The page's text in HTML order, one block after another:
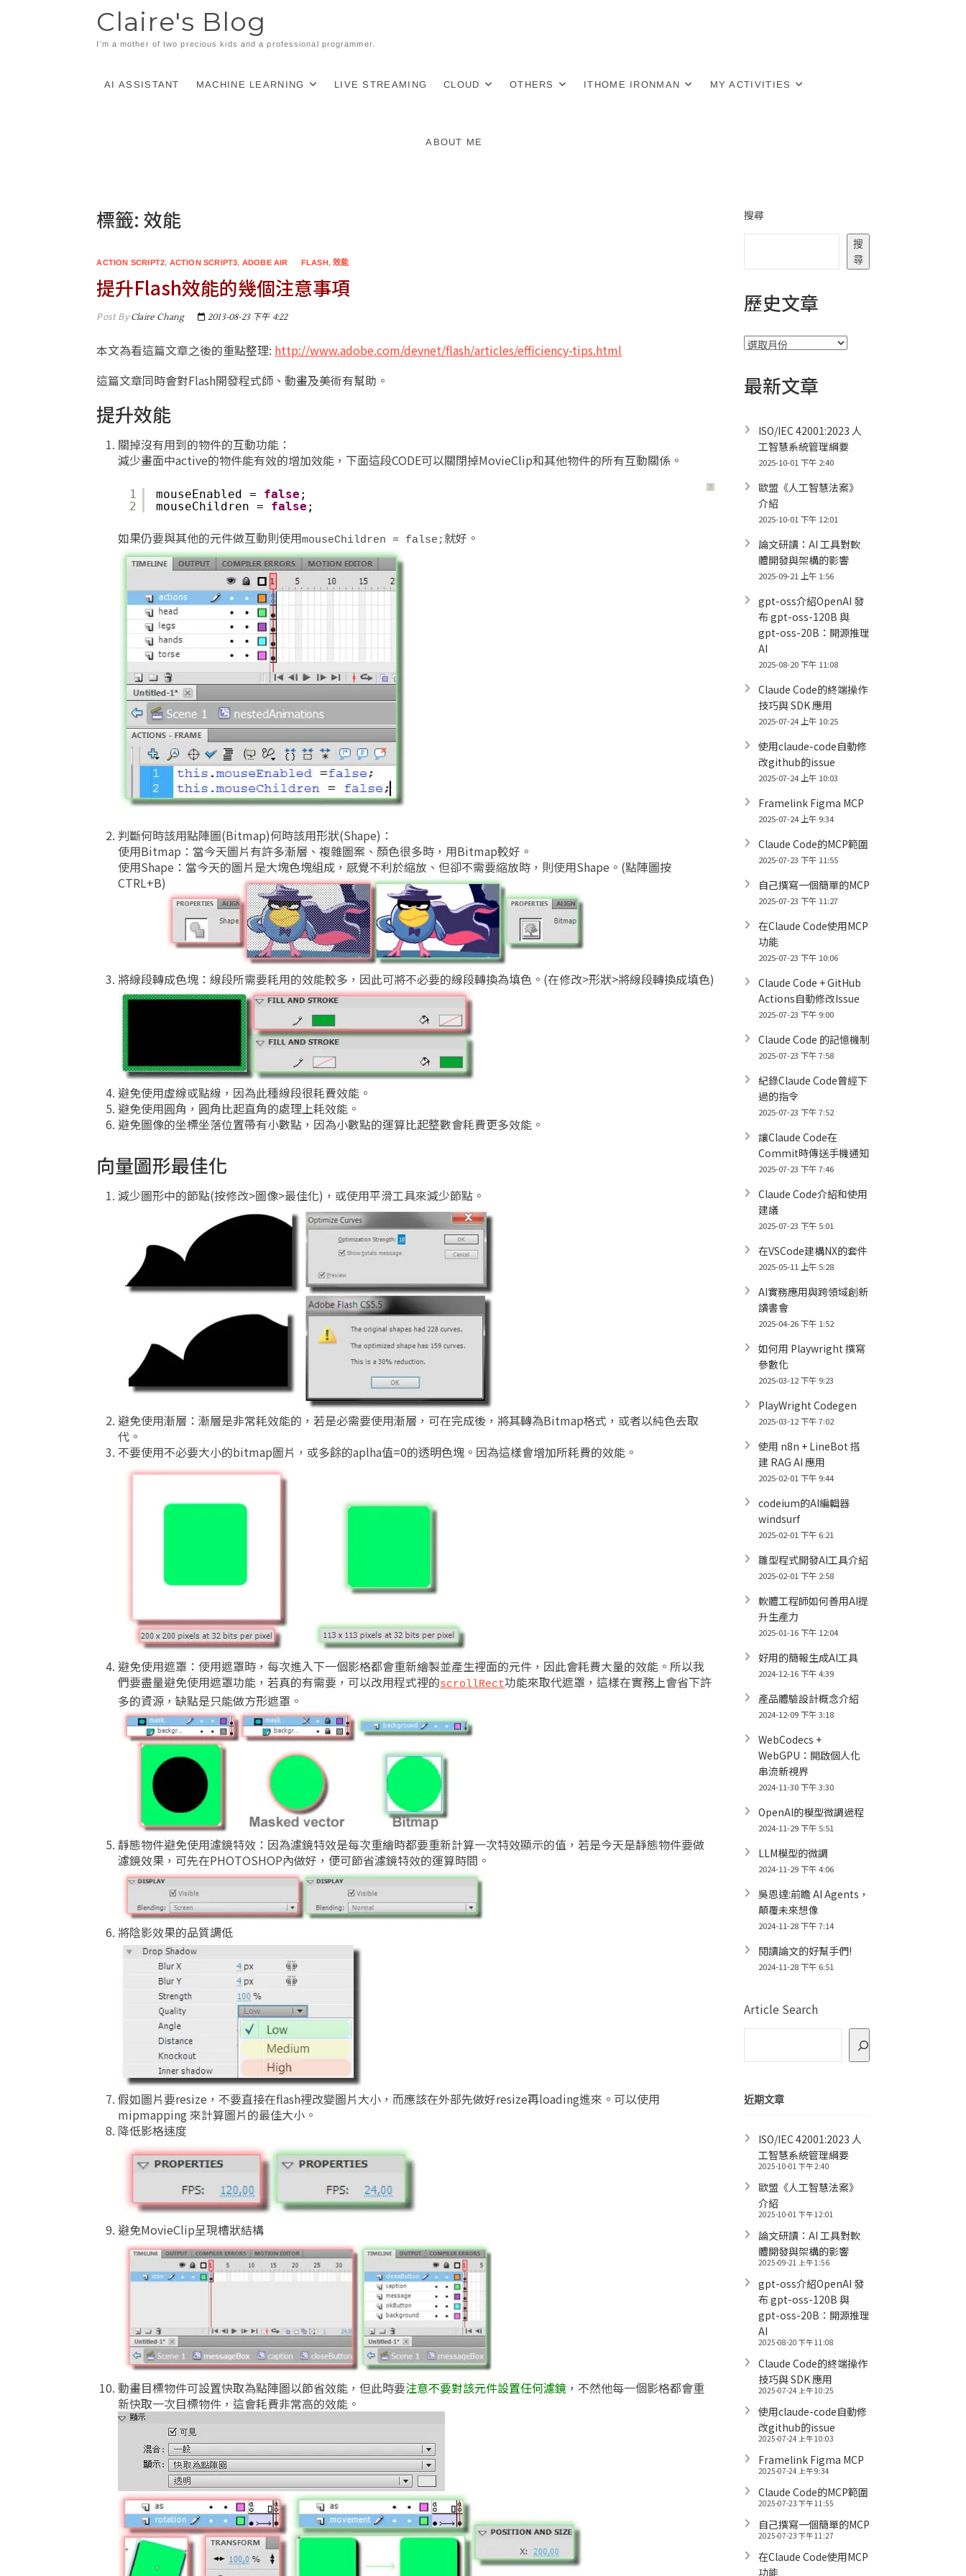
Claire's Blog
I'm a mother of two precious kids and a professional programmer.
AI ASSISTANT MACHINE LEARNING LIVE STREAMING CLOUD OTHERS ITHOME IRONMAN MY ACTIVITIES
ABOUT ME
標籤:效能
ACTION SCRIPT2, ACTION SCRIPT3, ADOBE AIR FLASH,效能
提升Flash效能的幾個注意事項
Post ByClaire Chang 2013-08-23 下午 4:22
本文為看這篇文章之後的重點整理: http://www.adobe.com/devnet/flash/articles/efficiency-tips.html
這篇文章同時會對Flash開發程式師、動畫及美術有幫助。
提升效能
關掉沒有用到的物件的互動功能：
減少畫面中active的物件能有效的增加效能，下面這段CODE可以關閉掉MovieClip和其他物件的所有互動關係。
？
1
2
mouseEnabled = false ;
mouseChildren = false ;
如果仍要與其他的元件做互動則使用mouseChildren = false; 就好。
判斷何時該用點陣圖(Bitmap)何時該用形狀(Shape)：
使用Bitmap：當今天圖片有許多漸層、複雜圖案、顏色很多時，用Bitmap較好。
使用Shape：當今天的圖片是大塊色塊組成，感覺不利於縮放、但卻不需要縮放時，則使用Shape。(點陣圖按
CTRL+B)
將線段轉成色塊：線段所需要耗用的效能較多，因此可將不必要的線段轉換為填色。(在修改>形狀>將線段轉換成填色)
避免使用虛線或點線，因為此種線段很耗費效能。
避免使用圓角，圓角比起直角的處理上耗效能。
避免圖像的坐標坐落位置帶有小數點，因為小數點的運算比起整數會耗費更多效能。
向量圖形最佳化
減少圖形中的節點(按修改>圖像>最佳化)，或使用平滑工具來減少節點。
避免使用漸層：漸層是非常耗效能的，若是必需要使用漸層，可在完成後，將其轉為Bitmap格式，或者以純色去取
代。
不要使用不必要大小的bitmap圖片，或多餘的aplha值=0的透明色塊。因為這樣會增加所耗費的效能。
避免使用遮罩：使用遮罩時，每次進入下一個影格都會重新繪製並產生裡面的元件，因此會耗費大量的效能。所以我
們要盡量避免使用遮罩功能，若真的有需要，可以改用程式裡的scrollRect功能來取代遮罩，這樣在實務上會省下許
多的資源，缺點是只能做方形遮罩。
靜態物件避免使用濾鏡特效：因為濾鏡特效是每次重繪時都要重新計算一次特效顯示的值，若是今天是靜態物件要做
濾鏡效果，可先在PHOTOSHOP內做好，便可節省濾鏡特效的運算時間。
將陰影效果的品質調低
假如圖片要resize，不要直接在flash裡改變圖片大小，而應該在外部先做好resize再loading進來。可以使用
mipmapping 來計算圖片的最佳大小。
降低影格速度
避免MovieClip呈現槽狀結構
動畫目標物件可設置快取為點陣圖以節省效能，但此時要注意不要對該元件設置任何濾鏡 ，不然他每一個影格都會重
新快取一次目標物件，這會耗費非常高的效能。
搜尋
搜
尋
歷史文章
彙
最新文章
ISO/IEC 42001:2023 人
工智慧系統管理綱要
2025-10-01 下午 2:40
歐盟《人工智慧法案》
介紹
2025-10-01 下午 12:01
論文研讀：AI 工具對軟
體開發與架構的影響
2025-09-21 上午 1:56
gpt-oss介紹OpenAI 發
布 gpt-oss-120B 與
gpt-oss-20B：開源推理
AI
2025-08-20 下午 11:08
Claude Code的終端操作
技巧與 SDK 應用
2025-07-24 上午 10:25
使用claude-code自動修
改github的issue
2025-07-24 上午 10:03
Framelink Figma MCP
2025-07-24 上午 9:34
Claude Code的MCP範圍
2025-07-23 下午 11:55
自己撰寫一個簡單的MCP
2025-07-23 下午 11:27
在Claude Code使用MCP
功能
2025-07-23 下午 10:06
Claude Code + GitHub
Actions自動修改Issue
2025-07-23 下午 9:00
Claude Code 的記憶機制
2025-07-23 下午 7:58
紀錄Claude Code曾經下
過的指令
2025-07-23 下午 7:52
讓Claude Code在
Commit時傳送手機通知
2025-07-23 下午 7:46
Claude Code介紹和使用
建議
2025-07-23 下午 5:01
在VSCode建構NX的套件
2025-05-11 上午 5:28
AI實務應用與跨領域創新
讀書會
2025-04-26 下午 1:52
如何用 Playwright 撰寫
參數化
2025-03-12 下午 9:23
PlayWright Codegen
2025-03-12 下午 7:02
使用 n8n + LineBot 搭
建 RAG AI 應用
2025-02-01 下午 9:44
codeium的AI編輯器
windsurf
2025-02-01 下午 6:21
雛型程式開發AI工具介紹
2025-02-01 下午 2:58
軟體工程師如何善用AI提
升生產力
2025-01-16 下午 12:04
好用的簡報生成AI工具
2024-12-16 下午 4:39
產品體驗設計概念介紹
2024-12-09 下午 3:18
WebCodecs +
WebGPU：開啟個人化
串流新視界
2024-11-30 下午 3:30
OpenAI的模型微調過程
2024-11-29 下午 5:51
LLM模型的微調
2024-11-29 下午 4:06
吳恩達:前瞻 AI Agents，
顛覆未來想像
2024-11-28 下午 7:14
閱讀論文的好幫手們!
2024-11-28 下午 6:51
Article Search
近期文章
ISO/IEC 42001:2023 人
工智慧系統管理綱要
2025-10-01 下午 2:40
歐盟《人工智慧法案》
介紹
2025-10-01 下午 12:01
論文研讀：AI 工具對軟
體開發與架構的影響
2025-09-21 上午 1:56
gpt-oss介紹OpenAI 發
布 gpt-oss-120B 與
gpt-oss-20B：開源推理
AI
2025-08-20 下午 11:08
Claude Code的終端操作
技巧與 SDK 應用
2025-07-24 上午 10:25
使用claude-code自動修
改github的issue
2025-07-24 上午 10:03
Framelink Figma MCP
2025-07-24 上午 9:34
Claude Code的MCP範圍
2025-07-23 下午 11:55
自己撰寫一個簡單的MCP
2025-07-23 下午 11:27
在Claude Code使用MCP
功能